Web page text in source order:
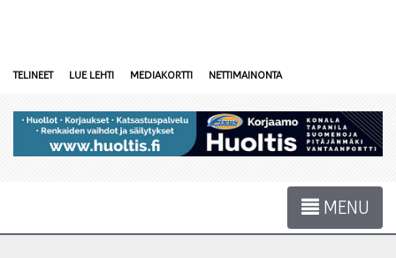
TELINEET LUE LEHTI MEDIAKORTTI NETTIMAINONTA
MENU